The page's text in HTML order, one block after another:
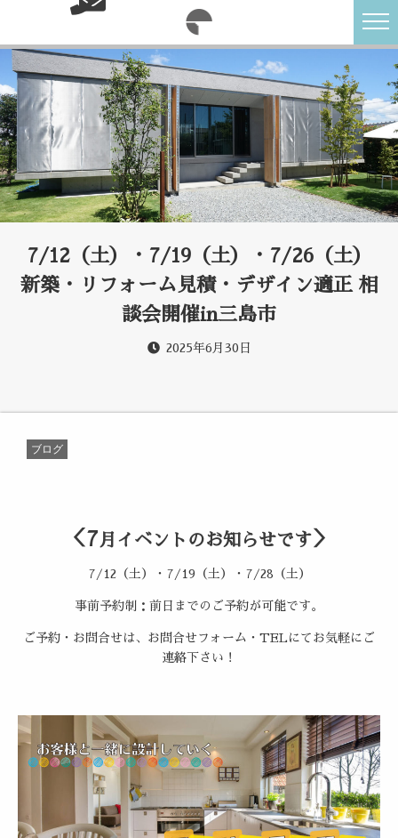
7/12（土）・7/19（土）・7/26（土）
新築・リフォーム見積・デザイン適正 相
談会開催in三島市
2025年6月30日
ブログ
＜7 月イベントのお知らせです ＞
7/12（土）・7/19（土）・7/28（土）
事前予約制：前日までのご予約が可能です。
ご予約・お問合せは、お問合せフォーム・TELにてお気軽にご
連絡下さい！